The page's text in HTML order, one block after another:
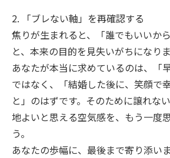
2. 「ブレない軸」を再確認する
焦りが生まれると、「誰でもいいか
と、本来の目的を見失いがちになりま
あなたが本当に求めているのは、「
ではなく、「結婚した後に、笑顔で
と」のはずです。そのために譲れな
地よいと思える空気感を、もう一度
う。
あなたの歩幅に、最後まで寄り添い